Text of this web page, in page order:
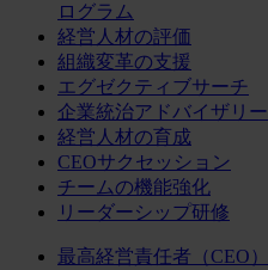
ログラム
経営人材の評価
組織変革の支援
エグゼクティブサーチ
企業統治アドバイザリー
経営人材の育成
CEOサクセッション
チームの機能強化
リーダーシップ研修
最高経営責任者（CEO）